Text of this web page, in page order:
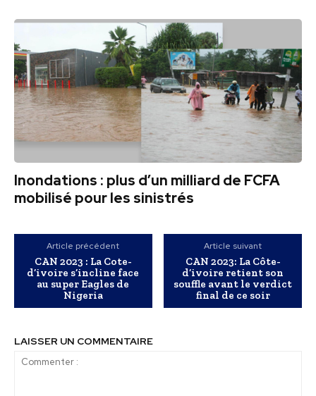
Inondations : plus d’un milliard de FCFA
mobilisé pour les sinistrés
Article précédent
CAN 2023 : La Cote-
d’ivoire s’incline face
au super Eagles de
Nigeria
Article suivant
CAN 2023: La Côte-
d’ivoire retient son
souffle avant le verdict
final de ce soir
LAISSER UN COMMENTAIRE